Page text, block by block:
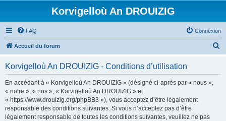
Korvigelloù An DROUIZIG
FAQ Connexion
Accueil du forum
Korvigelloù An DROUIZIG - Conditions d’utilisation
En accédant à « Korvigelloù An DROUIZIG » (désigné ci-après par « nous »,
« notre », « nos », « Korvigelloù An DROUIZIG » et
« https://www.drouizig.org/phpBB3 »), vous acceptez d’être légalement
responsable des conditions suivantes. Si vous n’acceptez pas d’être
légalement responsable de toutes les conditions suivantes, veuillez ne pas